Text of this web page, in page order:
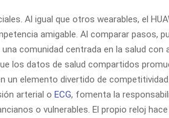
Al igual que otros wearables, el
amigable. Al comparar pasos,
comunidad centrada en la salud con
los datos de salud compartidos
elemento divertido de
arterial o ECG, fomenta la
o vulnerables. El propio reloj